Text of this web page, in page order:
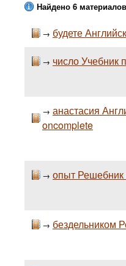
Найдено 6 материалов
→ будете
→ число Учебник
→ анастасия
oncomplete
→ опыт Решебник
→ бездельником